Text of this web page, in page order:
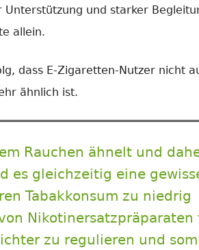
und starker
allein.
dass E-Zigaretten-Nutzer nicht
ähnlich ist.
Rauchen ähnelt und
es gleichzeitig eine
Tabakkonsum zu niedrig
Nikotinersatzpräparaten
zu regulieren und